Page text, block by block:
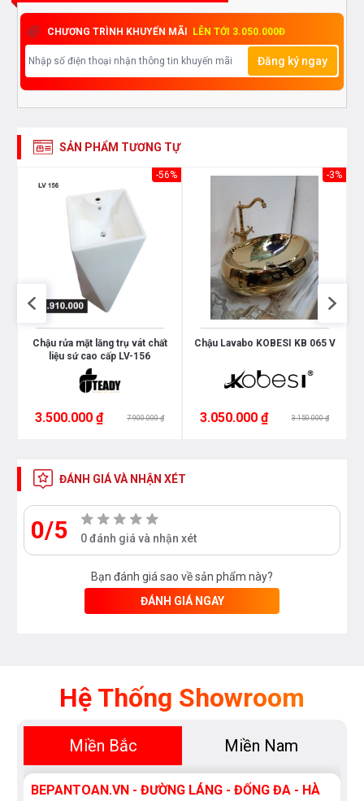
CHƯƠNG TRÌNH KHUYẾN MÃI LÊN TỚI 3.050.000Đ
Đăng ký ngay
SẢN PHẨM TƯƠNG TỰ
-56%
Chậu rửa mặt lăng trụ vát chất
liệu sứ cao cấp LV-156
3.500.000 ₫ 7.900.000 ₫
-3%
Chậu Lavabo KOBESI KB 065 V
3.050.000 ₫ 3.150.000 ₫
ĐÁNH GIÁ VÀ NHẬN XÉT
0/5 0 đánh giá và nhận xét
Bạn đánh giá sao về sản phẩm này?
ĐÁNH GIÁ NGAY
Hệ Thống Showroom
Miền Bắc Miền Nam
BEPANTOAN.VN - ĐƯỜNG LÁNG - ĐỐNG ĐA - HÀ